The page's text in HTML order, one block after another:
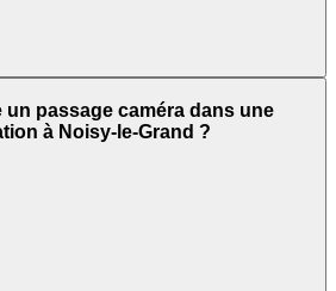
un passage caméra dans une
à Noisy-le-Grand ?